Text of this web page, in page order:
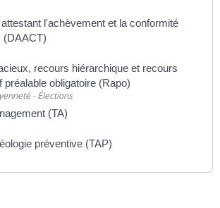
l'achèvement et la conformité
(DAACT)
recours hiérarchique et recours
préalable obligatoire (Rapo)
- Élections
(TA)
préventive (TAP)